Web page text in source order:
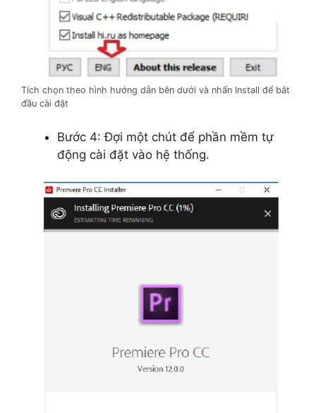
Tích chọn theo hình hướng dẫn bên dưới và nhấn Install để bắt
đầu cài đặt
Bước 4: Đợi một chút để phần mềm tự
động cài đặt vào hệ thống.